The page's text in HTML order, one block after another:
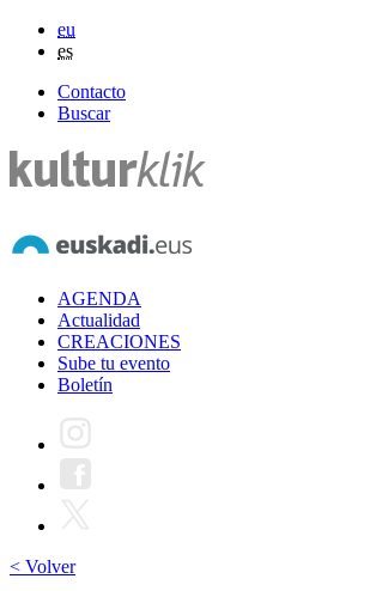
eu
es
Contacto
Buscar
AGENDA
Actualidad
CREACIONES
Sube tu evento
Boletín
< Volver